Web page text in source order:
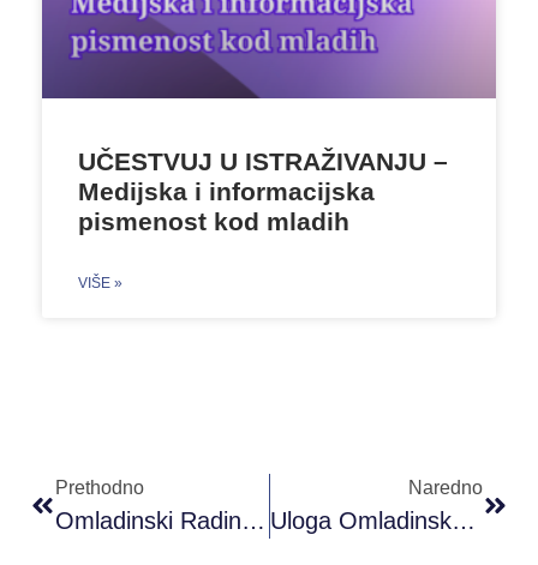
UČESTVUJ U ISTRAŽIVANJU –
Medijska i informacijska
pismenost kod mladih
VIŠE »
Prethodno
Omladinski Radinici: Heroji Svoga Vremena! Miroslava Milivojević
Naredno
Uloga Omladinskog Rada U BiH – Alma Mustafić